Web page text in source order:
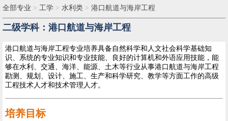
全部专业 > 工学 > 水利类 > 港口航道与海岸工程
二级学科：港口航道与海岸工程
港口航道与海岸工程专业培养具备自然科学和人文社会科学基础知
识、系统的专业知识和专业技能、良好的计算机和外语应用技能，能
够在水利、交通、海洋、能源、土木等行业从事港口航道与海岸工程
勘测、规划、设计、施工、生产和科学研究、教学等方面工作的高级
工程技术人才和技术管理人才。
培养目标